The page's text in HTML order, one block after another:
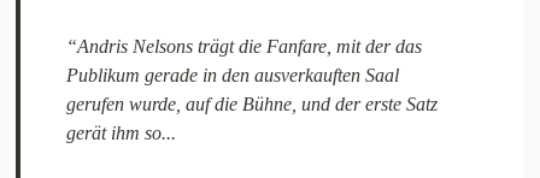
“Andris Nelsons trägt die Fanfare, mit der das
Publikum gerade in den ausverkauften Saal
gerufen wurde, auf die Bühne, und der erste Satz
gerät ihm so...